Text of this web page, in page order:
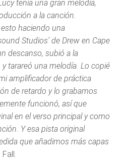
tenía una gran melodía,
a la canción.
haciendo una
Studios’ de Drew en Cape
descanso, subió a la
tarareó una melodía. Lo copié
amplificador de práctica
de retardo y lo grabamos
funcionó, así que
en el verso principal y como
Y esa pista original
que añadimos más capas